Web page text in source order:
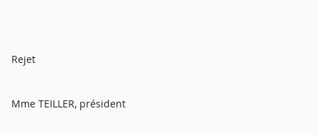
Rejet
Mme TEILLER, président